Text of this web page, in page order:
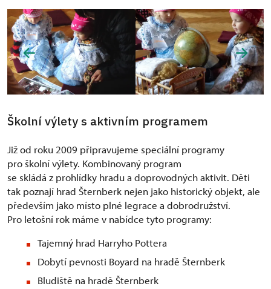
Školní výlety s aktivním programem
Již od roku 2009 připravujeme speciální programy
pro školní výlety. Kombinovaný program
se skládá z prohlídky hradu a doprovodných aktivit. Děti
tak poznají hrad Šternberk nejen jako historický objekt, ale
především jako místo plné legrace a dobrodružství.
Pro letošní rok máme v nabídce tyto programy:
Tajemný hrad Harryho Pottera
Dobytí pevnosti Boyard na hradě Šternberk
Bludiště na hradě Šternberk